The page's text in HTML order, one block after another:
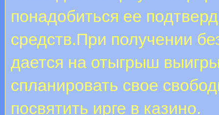
понадобиться ее
средств.При получении
дается на отыгрыш
спланировать свое
посвятить ирге в казино.